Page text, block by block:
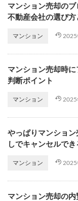
マンション売却の
不動産会社の選び方
マンション 2025
マンション売却時
判断ポイント
マンション 2025
やっぱりマンショ
しでキャンセルで
マンション 2025
マンション売却の